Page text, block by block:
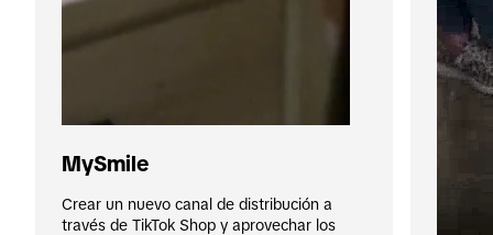
MySmile
Crear un nuevo canal de distribución a
través de TikTok Shop y aprovechar los